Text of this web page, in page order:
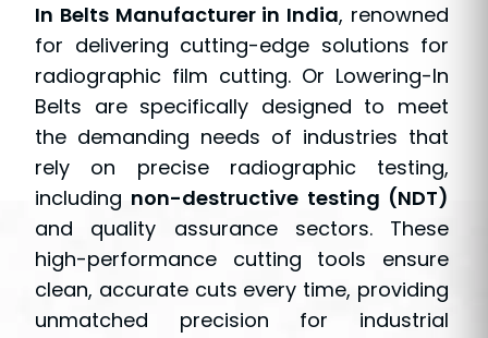
In Belts Manufacturer in India, renowned
for delivering cutting-edge solutions for
radiographic film cutting. Or Lowering-In
Belts are specifically designed to meet
the demanding needs of industries that
rely on precise radiographic testing,
including non-destructive testing (NDT)
and quality assurance sectors. These
high-performance cutting tools ensure
clean, accurate cuts every time, providing
unmatched precision for industrial